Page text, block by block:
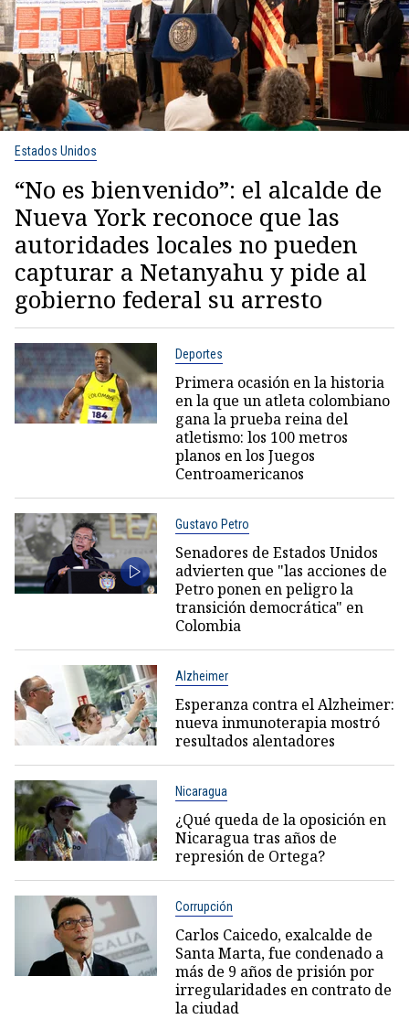
Estados Unidos
“No es bienvenido”: el alcalde de
Nueva York reconoce que las
autoridades locales no pueden
capturar a Netanyahu y pide al
gobierno federal su arresto
Deportes
Primera ocasión en la historia
en la que un atleta colombiano
gana la prueba reina del
atletismo: los 100 metros
planos en los Juegos
Centroamericanos
Gustavo Petro
Senadores de Estados Unidos
advierten que "las acciones de
Petro ponen en peligro la
transición democrática" en
Colombia
Alzheimer
Esperanza contra el Alzheimer:
nueva inmunoterapia mostró
resultados alentadores
Nicaragua
¿Qué queda de la oposición en
Nicaragua tras años de
represión de Ortega?
Corrupción
Carlos Caicedo, exalcalde de
Santa Marta, fue condenado a
más de 9 años de prisión por
irregularidades en contrato de
la ciudad